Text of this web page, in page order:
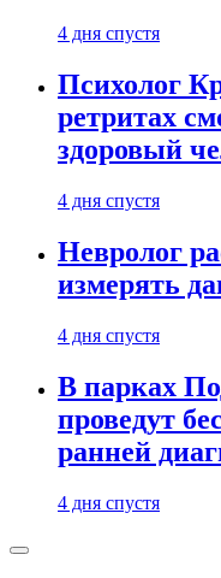
4 дня спустя
Психолог
ретритах
здоровый
4 дня спустя
Невролог
измерять
4 дня спустя
В парках
проведут
ранней
4 дня спустя